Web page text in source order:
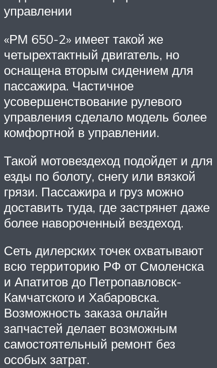
управлении
«РМ 650-2» имеет такой же
четырехтактный двигатель, но
оснащена вторым сидением для
пассажира. Частичное
усовершенствование рулевого
управления сделало модель более
комфортной в управлении.
Такой мотовездеход подойдет и для
езды по болоту, снегу или вязкой
грязи. Пассажира и груз можно
доставить туда, где застрянет даже
более навороченный вездеход.
Сеть дилерских точек охватывают
всю территорию РФ от Смоленска
и Апатитов до Петропавловск-
Камчатского и Хабаровска.
Возможность заказа онлайн
запчастей делает возможным
самостоятельный ремонт без
особых затрат.